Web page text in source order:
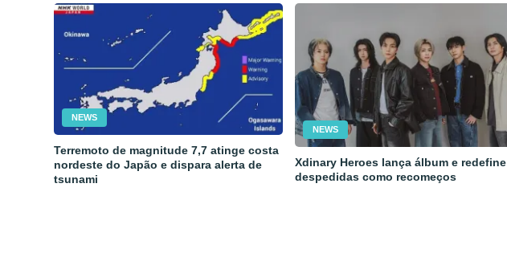
NEWS
Terremoto de magnitude 7,7 atinge costa
nordeste do Japão e dispara alerta de
tsunami
NEWS
Xdinary Heroes lança álbum e redefine
despedidas como recomeços